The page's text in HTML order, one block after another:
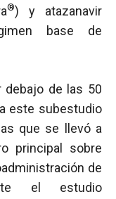
®) y atazanavir
base de
debajo de las 50
este subestudio
que se llevó a
principal sobre
de
el estudio